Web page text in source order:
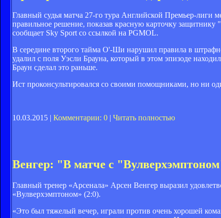
Главный судья матча 27-го тура Английской Премьер-
правильное решение, показав красную карточку
сообщает Sky Sport cо ссылкой на PGMOL.
В середине второго тайма О'-Ши нарушил правила в
удалил с поля Уэсли Брауна, который в этом эпизоде
Браун сделал это раньше.
Ист проконсультировался со своими помощниками, но ни
10.03.2015 | Комментарии: 0 Читать полностью
Венгер: "В матче с
Главный тренер «Арсенала» Арсен Венгер выразил
«Вулверхэмптоном» (2:0).
«Это был тяжелый вечер, играли против очень хорошей